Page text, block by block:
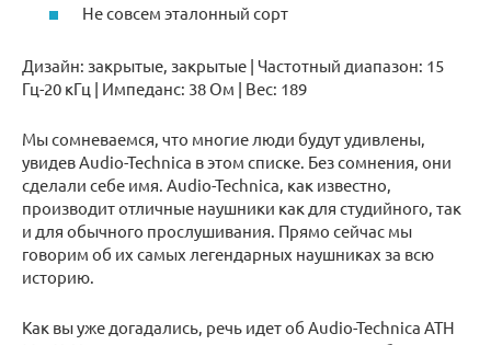
Не совсем эталонный сорт
Дизайн: закрытые, закрытые | Частотный диапазон: 15
Гц-20 кГц | Импеданс: 38 Ом | Вес: 189
Мы сомневаемся, что многие люди будут удивлены,
увидев Audio-Technica в этом списке. Без сомнения, они
сделали себе имя. Audio-Technica, как известно,
производит отличные наушники как для студийного, так
и для обычного прослушивания. Прямо сейчас мы
говорим об их самых легендарных наушниках за всю
историю.
Как вы уже догадались, речь идет об Audio-Technica ATH